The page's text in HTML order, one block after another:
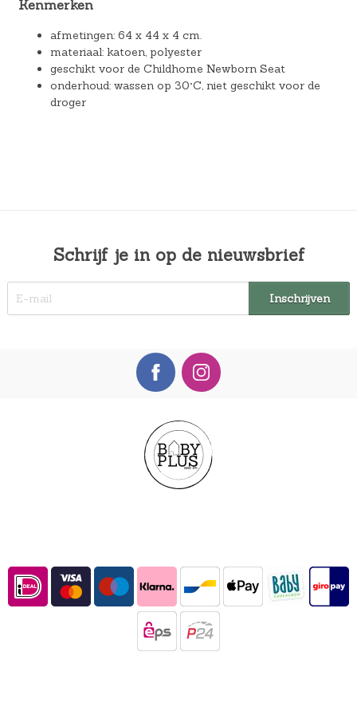
Kenmerken
afmetingen: 64 x 44 x 4 cm.
materiaal: katoen, polyester
geschikt voor de Childhome Newborn Seat
onderhoud: wassen op 30°C, niet geschikt voor de
droger
Schrijf je in op de nieuwsbrief